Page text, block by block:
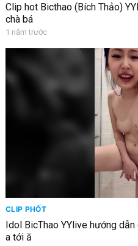
Clip hot Bicthao (Bích Thảo)
chà bá
1 năm trước
CLIP PHỐT
Idol BicThao YYlive hướng
a tới ă